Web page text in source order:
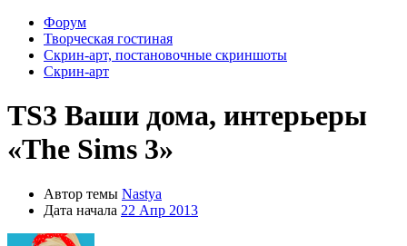
Форум
Творческая гостиная
Скрин-арт, постановочные скриншоты
Скрин-арт
TS3 Ваши дома, интерьеры
«The Sims 3»
Автор темы Nastya
Дата начала 22 Апр 2013